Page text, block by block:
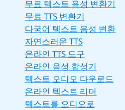
무료 텍스트 음성 변환기
무료 TTS 변환기
다국어 텍스트 음성 변환
자연스러운 TTS
온라인 TTS 도구
온라인 음성 합성기
텍스트 오디오 다운로드
온라인 텍스트 리더
텍스트를 오디오로